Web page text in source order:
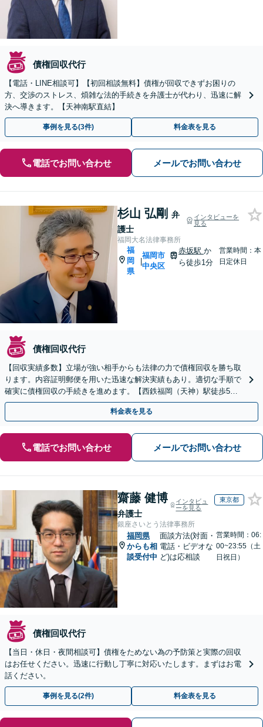
債権回収代行
【電話・LINE相談可】【初回相談無料】債権が回収できずお困りの
方、交渉のストレス、煩雑な法的手続きを弁護士が代わり、迅速に解
決へ導きます。【天神南駅直結】
事例を見る(3件) 料金表を見る
電話でお問い合わせ メールでお問い合わせ
杉山 弘剛 弁
護士
インタビューを
見る
福岡大名法律事務所
福
岡
県
|
福岡市
中央区
赤坂駅 か
ら徒歩1分
営業時間：本
日定休日
債権回収代行
【回収実績多数】立場が強い相手からも法律の力で債権回収を勝ち取
ります。内容証明郵便を用いた迅速な解決実績もあり。適切な手順で
確実に債権回収の手続きを進めます。【西鉄福岡（天神）駅徒歩5
分】【中央区役所目の前】
料金表を見る
電話でお問い合わせ メールでお問い合わせ
齋藤 健博
弁護士
インタビュ
ーを見る
東京都
銀座さいとう法律事務所
福岡県
からも相
談受付中
面談方法(対面・
電話・ビデオな
ど)は応相談
営業時間：06:
00~23:55（土
日祝日）
債権回収代行
【当日・休日・夜間相談可】債権をためない為の予防策と実際の回収
はお任せください。迅速に行動し丁寧に対応いたします。まずはお電
話ください。
事例を見る(2件) 料金表を見る